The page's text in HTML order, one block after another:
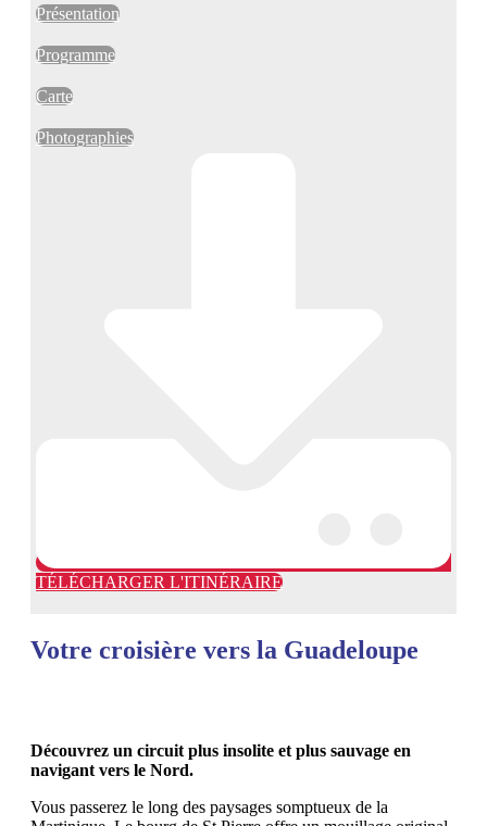
Présentation
Programme
Carte
Photographies
TÉLÉCHARGER L'ITINÉRAIRE
Votre croisière vers la Guadeloupe
Découvrez un circuit plus insolite et plus sauvage en
navigant vers le Nord.
Vous passerez le long des paysages somptueux de la